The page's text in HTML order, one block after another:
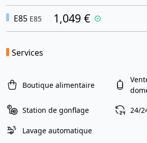
E85 E85 1,049 €
Services
Boutique alimentaire
Station de gonflage 24/
Lavage automatique